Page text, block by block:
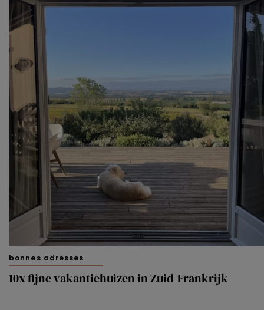
bonnes adresses
10x fijne vakantiehuizen in Zuid-Frankrijk